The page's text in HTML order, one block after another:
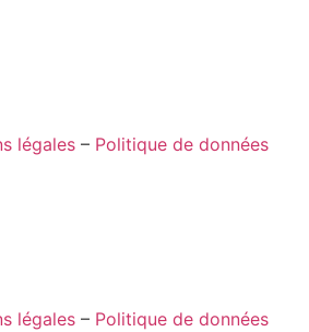
légales – Politique de données
légales – Politique de données